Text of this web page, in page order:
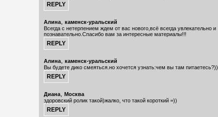
Алина, каменск-уральский
Всегда с нетерпением ждем от вас нового,всё всегда увлекательно и
познавательно.Спасибо вам за интересные материалы!!!
Алина, каменск-уральский
Вы будете дико смеяться.но хочется узнать:чем вы там
Диана, Москва
здоровский ролик такой)жалко, что такой короткий =))